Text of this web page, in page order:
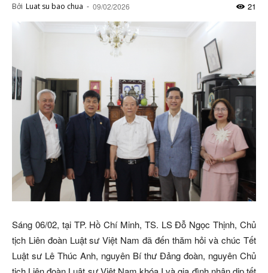
Bởi Luat su bao chua - 09/02/2026 21
Sáng 06/02, tại TP. Hồ Chí Minh, TS. LS Đỗ Ngọc Thịnh, Chủ
tịch Liên đoàn Luật sư Việt Nam đã đến thăm hỏi và chúc Tết
Luật sư Lê Thúc Anh, nguyên Bí thư Đảng đoàn, nguyên Chủ